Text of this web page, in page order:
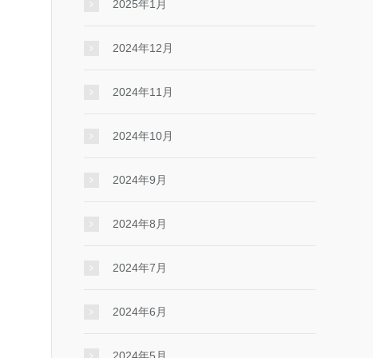
2025年1月
2024年12月
2024年11月
2024年10月
2024年9月
2024年8月
2024年7月
2024年6月